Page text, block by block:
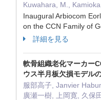
Kuwahara, M.,
Inaugural Arbiocom
on the CCN Family of
詳細を見る
軟骨組織老化マーカー
ウス半月板欠損モデル
服部高子, Janvier
廣瀬一樹, 上岡寛, 久保